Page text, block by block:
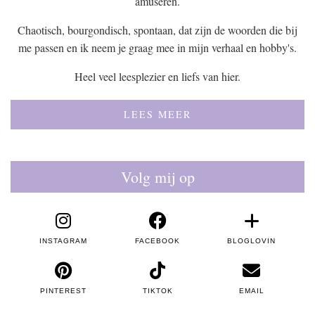
Chaotisch, bourgondisch, spontaan, dat zijn de woorden die bij
me passen en ik neem je graag mee in mijn verhaal en hobby's.
Heel veel leesplezier en liefs van hier.
LEES MEER
Volg mij op
INSTAGRAM FACEBOOK BLOGLOVIN
PINTEREST TIKTOK EMAIL